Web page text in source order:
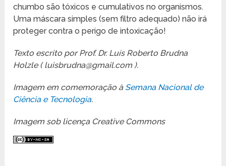
chumbo são tóxicos e cumulativos no organismos.
Uma máscara simples (sem filtro adequado) não irá
proteger contra o perigo de intoxicação!
Texto escrito por Prof. Dr. Luís Roberto Brudna
Holzle ( luisbrudna@gmail.com ).
Imagem em comemoração à Semana Nacional de
Ciência e Tecnologia.
Imagem sob licença Creative Commons